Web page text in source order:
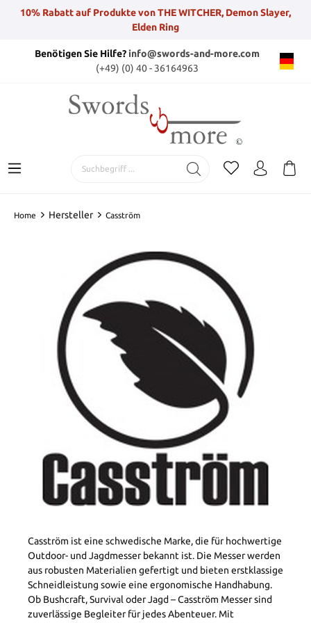
10% Rabatt auf Produkte von THE WITCHER, Demon Slayer,
Elden Ring
Benötigen Sie Hilfe?info@swords-and-more.com
(+49) (0) 40 - 36164963
Home Hersteller Casström
Casström ist eine schwedische Marke, die für hochwertige
Outdoor- und Jagdmesser bekannt ist. Die Messer werden
aus robusten Materialien gefertigt und bieten erstklassige
Schneidleistung sowie eine ergonomische Handhabung.
Ob Bushcraft, Survival oder Jagd – Casström Messer sind
zuverlässige Begleiter für jedes Abenteuer. Mit